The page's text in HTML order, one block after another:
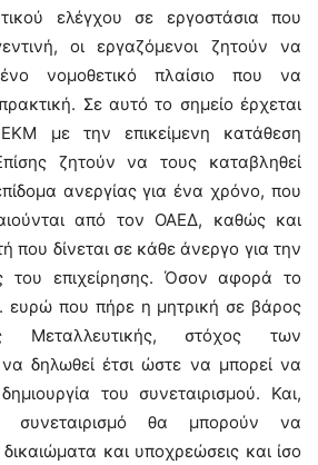
ελέγχου σε εργοστάσια που
οι εργαζόμενοι ζητούν να
νομοθετικό πλαίσιο που να
Σε αυτό το σημείο έρχεται
με την επικείμενη κατάθεση
ζητούν να τους καταβληθεί
ανεργίας για ένα χρόνο, που
από τον ΟΑΕΔ, καθώς και
που δίνεται σε κάθε άνεργο για την
του επιχείρησης. Όσον αφορά το
ευρώ που πήρε η μητρική σε βάρος
Μεταλλευτικής, στόχος των
δηλωθεί έτσι ώστε να μπορεί να
του συνεταιρισμού. Και,
θα μπορούν να
και υποχρεώσεις και ίσο